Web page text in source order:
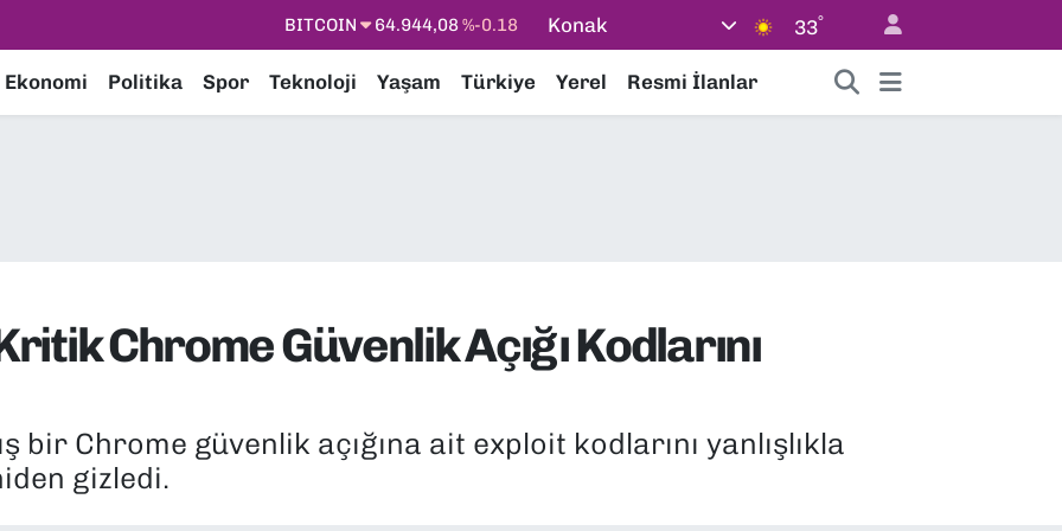
DOLAR 47,7436%0.18
EURO
55,2510%0.32
STERLİN
64,4811%0.38
Konak 33°
Ekonomi Politika Spor Teknoloji Yaşam Türkiye Yerel Resmi İlanlar
Chrome Güvenlik Açığı Kodlarını
bir Chrome güvenlik açığına ait exploit kodlarını yanlışlıkla
gizledi.